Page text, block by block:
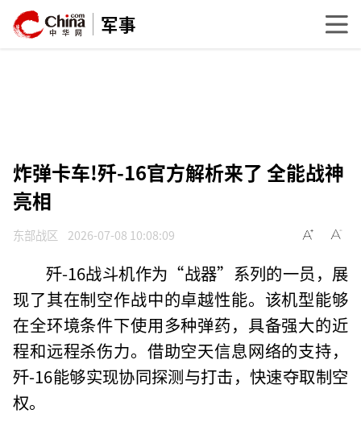
军事
炸弹卡车!歼-16官方解析来了 全能战神
亮相
东部战区 2026-07-08 10:08:09
歼-16战斗机作为“战器”系列的一员，展
现了其在制空作战中的卓越性能。该机型能够
在全环境条件下使用多种弹药，具备强大的近
程和远程杀伤力。借助空天信息网络的支持，
歼-16能够实现协同探测与打击，快速夺取制空
权。